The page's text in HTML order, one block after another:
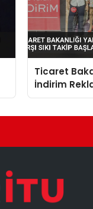
Ticaret
İndirim
Takip